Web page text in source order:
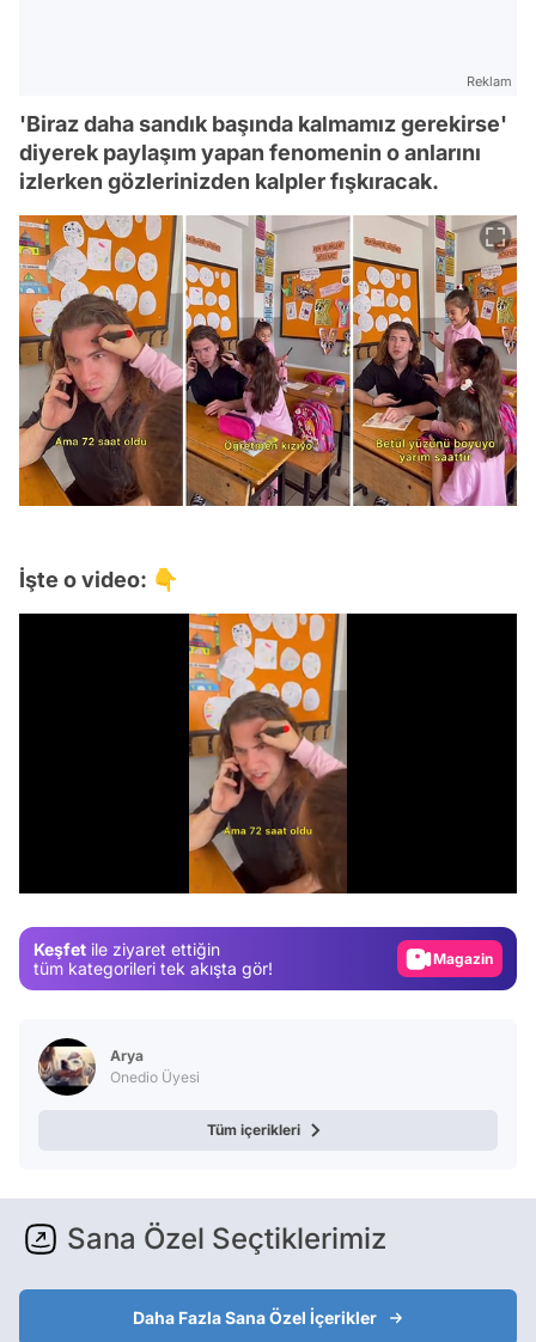
Reklam
'Biraz daha sandık başında kalmamız gerekirse'
diyerek paylaşım yapan fenomenin o anlarını
izlerken gözlerinizden kalpler fışkıracak.
İşte o video: 👇
Keşfet ile ziyaret ettiğin
tüm kategorileri tek akışta gör!
Magazin
Arya
Onedio Üyesi
Tüm içerikleri
Sana Özel Seçtiklerimiz
Daha Fazla Sana Özel İçerikler